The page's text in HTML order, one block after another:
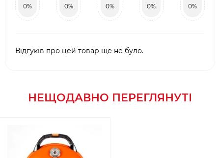
0% 0% 0% 0% 0%
Відгуків про цей товар ще не було.
НЕЩОДАВНО ПЕРЕГЛЯНУТІ